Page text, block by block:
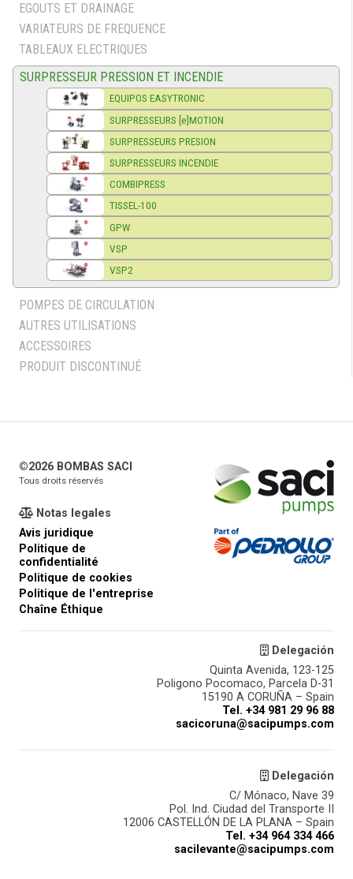
EGOUTS ET DRAINAGE
VARIATEURS DE FREQUENCE
TABLEAUX ELECTRIQUES
SURPRESSEUR PRESSION ET INCENDIE
EQUIPOS EASYTRONIC
SURPRESSEURS [e]MOTION
SURPRESSEURS PRESION
SURPRESSEURS INCENDIE
COMBIPRESS
TISSEL-100
GPW
VSP
VSP2
POMPES DE CIRCULATION
AUTRES UTILISATIONS
ACCESSOIRES
PRODUIT DISCONTINUÉ
©2026 BOMBAS SACI
Tous droits réservés
Notas legales
Avis juridique
Politique de
confidentialité
Politique de cookies
Politique de l'entreprise
Chaîne Éthique
Delegación
Quinta Avenida, 123-125
Poligono Pocomaco, Parcela D-31
15190 A CORUÑA – Spain
Tel. +34 981 29 96 88
sacicoruna@sacipumps.com
Delegación
C/ Mónaco, Nave 39
Pol. Ind. Ciudad del Transporte II
12006 CASTELLÓN DE LA PLANA – Spain
Tel. +34 964 334 466
sacilevante@sacipumps.com